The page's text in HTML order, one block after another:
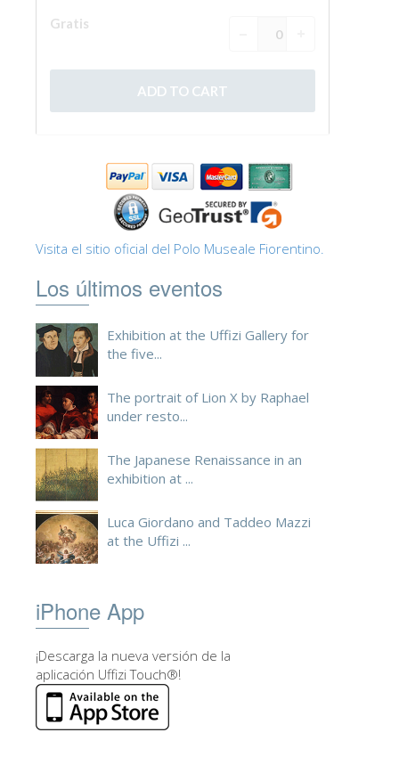
Visita el sitio oficial del Polo Museale Fiorentino.
Los últimos eventos
Exhibition at the Uffizi Gallery for
the five...
The portrait of Lion X by Raphael
under resto...
The Japanese Renaissance in an
exhibition at ...
Luca Giordano and Taddeo Mazzi
at the Uffizi ...
iPhone App
¡Descarga la nueva versión de la
aplicación Uffizi Touch®!